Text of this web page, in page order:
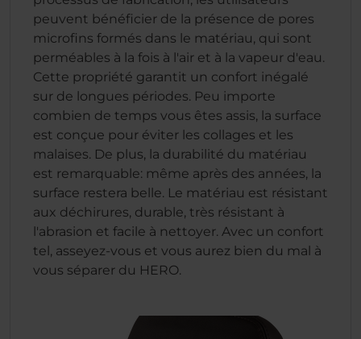
peuvent bénéficier de la présence de pores
microfins formés dans le matériau, qui sont
perméables à la fois à l'air et à la vapeur d'eau.
Cette propriété garantit un confort inégalé
sur de longues périodes. Peu importe
combien de temps vous êtes assis, la surface
est conçue pour éviter les collages et les
malaises. De plus, la durabilité du matériau
est remarquable: même après des années, la
surface restera belle. Le matériau est résistant
aux déchirures, durable, très résistant à
l'abrasion et facile à nettoyer. Avec un confort
tel, asseyez-vous et vous aurez bien du mal à
vous séparer du HERO.